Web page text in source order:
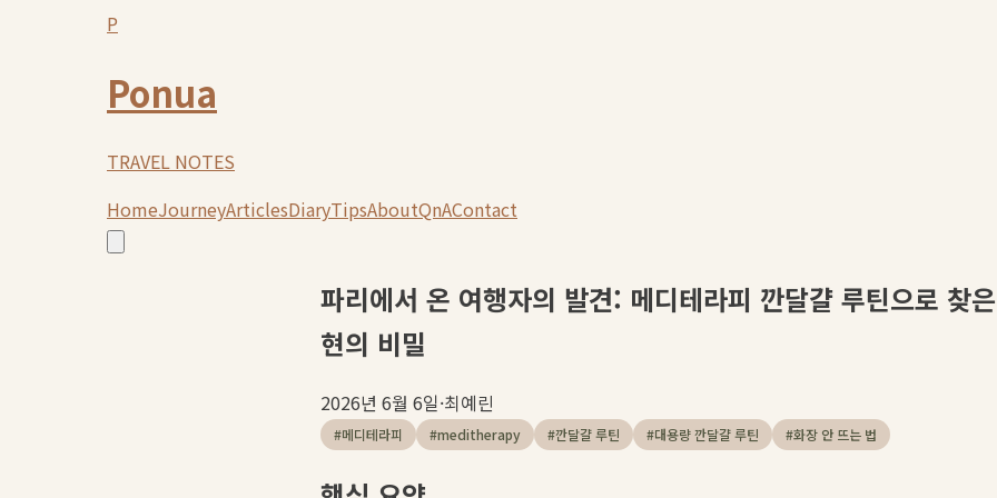
P
Ponua
TRAVEL NOTES
HomeJourneyArticlesDiaryTipsAboutQnAContact
파리에서 온 여행자의 발견: 메디테라피 깐달걀 루틴으로 찾
현의 비밀
2026년 6월 6일·최예린
#메디테라피 #meditherapy #깐달걀 루틴 #대용량 깐달걀 루틴 #화장 안 뜨는 법